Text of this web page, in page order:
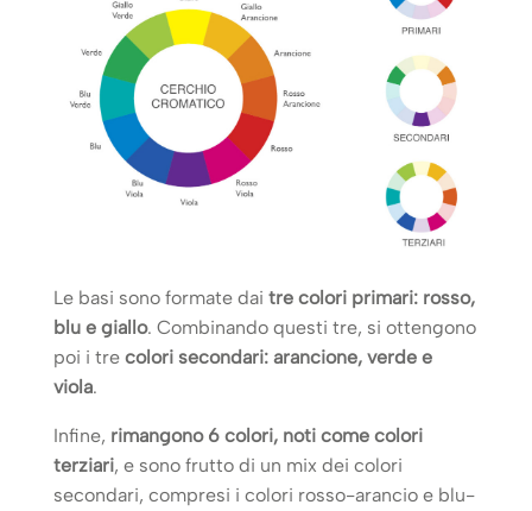
Le basi sono formate dai tre colori primari: rosso,
blu e giallo. Combinando questi tre, si ottengono
poi i tre colori secondari: arancione, verde e
viola.
Infine, rimangono 6 colori, noti come colori
terziari, e sono frutto di un mix dei colori
secondari, compresi i colori rosso-arancio e blu-